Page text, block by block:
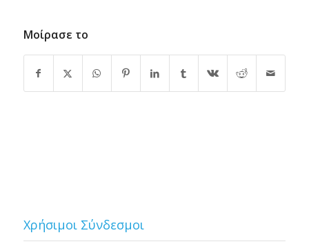
Μοίρασε το
Χρήσιμοι Σύνδεσμοι